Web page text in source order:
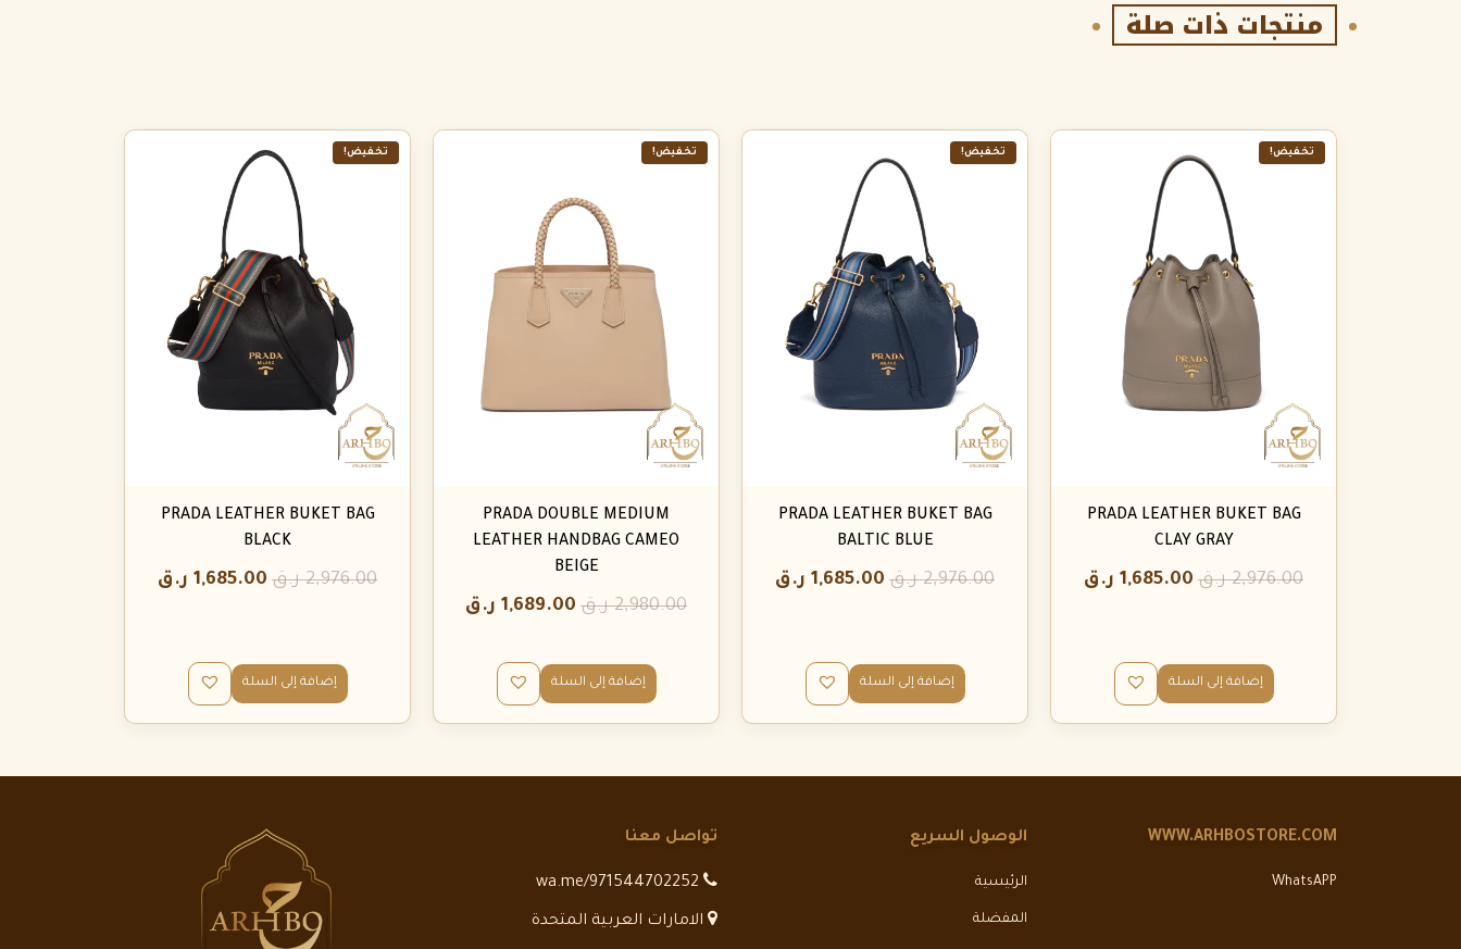
منتجات ذات صلة
تخفيض!
PRADA LEATHER BUKET BAG
CLAY GRAY
2,976.00 ر.ق 1,685.00 ر.ق
إضافة إلى السلة
تخفيض!
PRADA LEATHER BUKET BAG
BALTIC BLUE
2,976.00 ر.ق 1,685.00 ر.ق
إضافة إلى السلة
تخفيض!
PRADA DOUBLE MEDIUM
LEATHER HANDBAG CAMEO
BEIGE
2,980.00 ر.ق 1,689.00 ر.ق
إضافة إلى السلة
تخفيض!
PRADA LEATHER BUKET BAG
BLACK
2,976.00 ر.ق 1,685.00 ر.ق
إضافة إلى السلة
WWW.ARHBOSTORE.COM
WhatsAPP
الوصول السريع
الرئيسية
المفضلة
تواصل معنا
الامارات العربية المتحدة